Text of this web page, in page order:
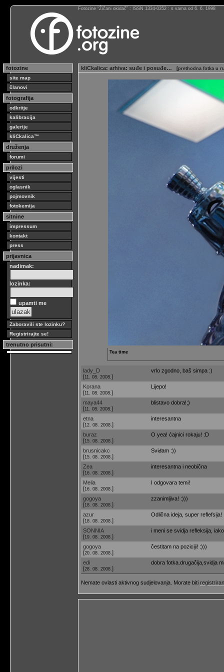
Fotozine “Žičani okidač” : ISSN 1334-0352 : s vama od 6. 6. 1998
fotozine
site map
članovi
fotografija
odkritje
kalibracija
galerije
kliCkalica™
druženja
forumi
prilozi
vijesti
oglasnik
pojmovnik
fotokemija
sitnine
impressum
kontakt
press
prijavnica
nadimak:
lozinka:
upamti me
Zaboravili ste lozinku?
Registrirajte se!
trenutno prisutni:
kliCkalica: arhiva: suđe i posuđe… [prethodna fotka u
Tea time
lady_D
[11. 08. 2008. ]
vrlo zgodno, baš simpa :)
Korana
[11. 08. 2008. ]
Lijepo!
maya44
[11. 08. 2008. ]
blistavo dobra!;)
etna
[12. 08. 2008. ]
interesantna
buraz
[15. 08. 2008. ]
O yea! ćajnici rokaju! :D
brusnicakc
[15. 08. 2008. ]
Sviđam :))
Zea
[16. 08. 2008. ]
interesantna i neobična
Melia
[16. 08. 2008. ]
I odgovara temi!
gogoya
[18. 08. 2008. ]
zzanimljiva! :)))
azur
[18. 08. 2008. ]
Odlična ideja, super reflefsija!
SONNIA
[19. 08. 2008. ]
i meni se svidja refleksija,
gogoya
[20. 08. 2008. ]
čestitam na poziciji! :)))
edi
[28. 08. 2008. ]
dobra fotka.drugačija,svidja
Nemate ovlasti aktivnog sudjelovanja. Morate biti